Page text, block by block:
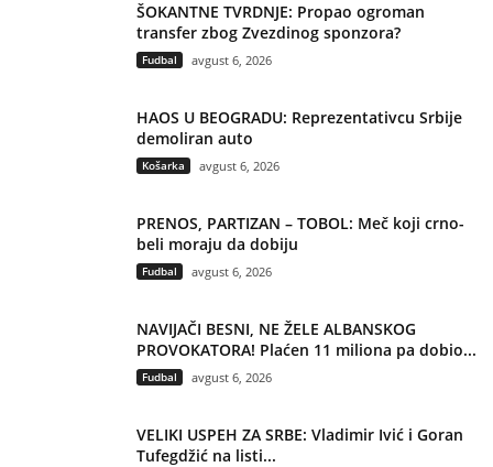
ŠOKANTNE TVRDNJE: Propao ogroman
transfer zbog Zvezdinog sponzora?
Fudbal avgust 6, 2026
HAOS U BEOGRADU: Reprezentativcu Srbije
demoliran auto
Košarka avgust 6, 2026
PRENOS, PARTIZAN – TOBOL: Meč koji crno-
beli moraju da dobiju
Fudbal avgust 6, 2026
NAVIJAČI BESNI, NE ŽELE ALBANSKOG
PROVOKATORA! Plaćen 11 miliona pa dobio...
Fudbal avgust 6, 2026
VELIKI USPEH ZA SRBE: Vladimir Ivić i Goran
Tufegdžić na listi...